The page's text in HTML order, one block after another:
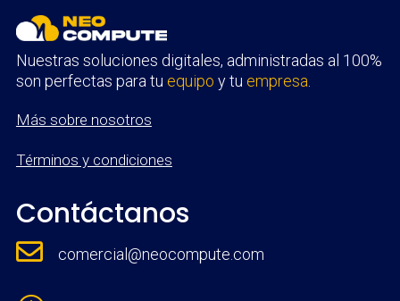
Nuestras soluciones digitales, administradas al 100%
son perfectas para tu equipo y tu empresa
Más sobre nosotros
Términos y condiciones
Contáctanos
 comercial@neocompute.com